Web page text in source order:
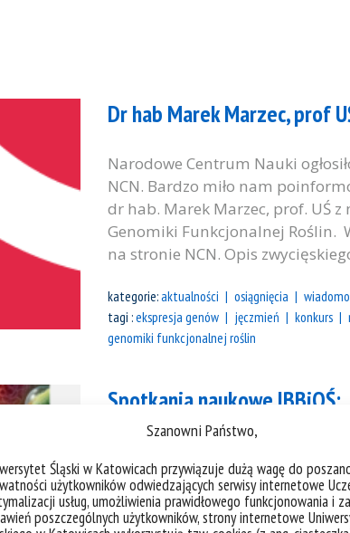
Szanowni Państwo,
Śląski w Katowicach przywiązuje dużą wagę do
użytkowników odwiedzających serwisy internetowe
usług, umożliwienia prawidłowego funkcjonowania i
poszczególnych użytkowników, strony internetowe
Dr hab Marek Marzec, prof
Narodowe Centrum Nauki
NCN. Bardzo miło nam
dr hab. Marek Marzec, prof. UŚ z
Genomiki Funkcjonalnej Roślin.
na stronie NCN. Opis
kategorie:aktualności osiągnięcia
tagi :ekspresja genów jęczmień konkurs
genomiki funkcjonalnej roślin
Spotkania naukowe
Centrum Nauki –
kategorie: aktualności spotkania, wykłady
tagi :finansowanie badań ibbios narodowe